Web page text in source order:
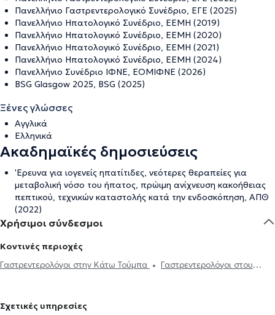
Πανελλήνιο Γαστρεντερολογικό Συνέδριο, ΕΓΕ (2025)
Πανελλήνιο Ηπατολογικό Συνέδριο, ΕΕΜΗ (2019)
Πανελλήνιο Ηπατολογικό Συνέδριο, ΕΕΜΗ (2020)
Πανελλήνιο Ηπατολογικό Συνέδριο, ΕΕΜΗ (2021)
Πανελλήνιο Ηπατολογικό Συνέδριο, ΕΕΜΗ (2024)
Πανελλήνιο Συνέδριο ΙΦΝΕ, ΕΟΜΙΦΝΕ (2026)
BSG Glasgow 2025, BSG (2025)
Ξένες γλώσσες
Αγγλικά
Ελληνικά
Ακαδημαϊκές δημοσιεύσεις
'Ερευνα για ιογενείς ηπατίτιδες, νεότερες θεραπείες για
μεταβολική νόσο του ήπατος, πρώιμη ανίχνευση κακοήθειας
πεπτικού, τεχνικών καταστολής κατά την ενδοσκόπηση, ΑΠΘ
(2022)
Χρήσιμοι σύνδεσμοι
Κοντινές περιοχές
Γαστρεντερολόγοι στην Κάτω Τούμπα
Γαστρεντερολόγοι στου
Σχετικές υπηρεσίες